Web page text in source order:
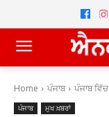
Home ਪੰਜਾਬ ਪੰਜਾਬ
ਪੰਜਾਬ ਮੁਖ ਖ਼ਬਰਾਂ